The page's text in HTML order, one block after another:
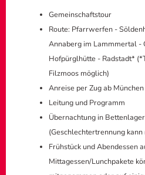
Gemeinschaftstour
Route: Pfarrwerfen -
Annaberg im Lammmertal -
Hofpürglhütte - Radstadt*
Filzmoos möglich)
Anreise per Zug ab
Leitung und Programm
Übernachtung in
(Geschlechtertrennung
Frühstück und Abendessen
Mittagessen/Lunchpakete